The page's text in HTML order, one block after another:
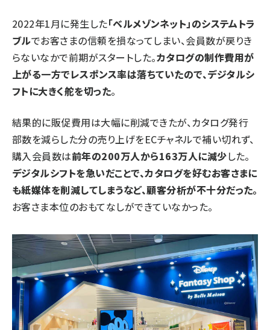
2022年1月に発生した「ベルメゾンネット」のシステムトラ
ブルでお客さまの信頼を損なってしまい、会員数が戻りき
らないなかで前期がスタートした。カタログの制作費用が
上がる一方でレスポンス率は落ちていたので、デジタルシ
フトに大きく舵を切った。
結果的に販促費用は大幅に削減できたが、カタログ発行
部数を減らした分の売り上げをECチャネルで補い切れず、
購入会員数は前年の200万人から163万人に減少した。
デジタルシフトを急いだことで、カタログを好むお客さまに
も紙媒体を削減してしまうなど、顧客分析が不十分だった。
お客さま本位のおもてなしができていなかった。